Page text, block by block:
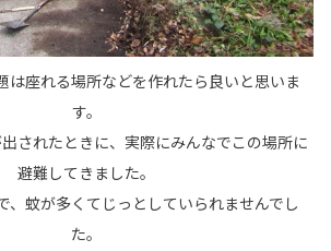
は座れる場所などを作れたら良いと思いま
す。
されたときに、実際にみんなでこの場所に
避難してきました。
、蚊が多くてじっとしていられませんでし
た。